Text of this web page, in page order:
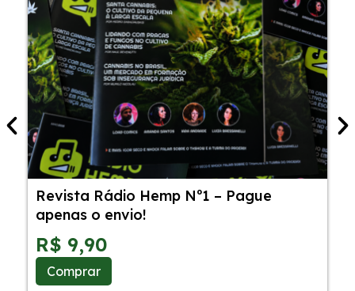
Revista Rádio Hemp Nº1 – Pague
apenas o envio!
R$ 9,90
Comprar